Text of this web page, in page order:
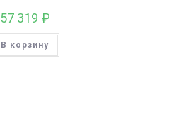
57 319 ₽
В корзину